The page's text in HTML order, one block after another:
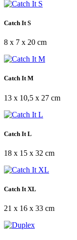
Catch It S
8 x 7 x 20 cm
Catch It M
13 x 10,5 x 27 cm
Catch It L
18 x 15 x 32 cm
Catch It XL
21 x 16 x 33 cm